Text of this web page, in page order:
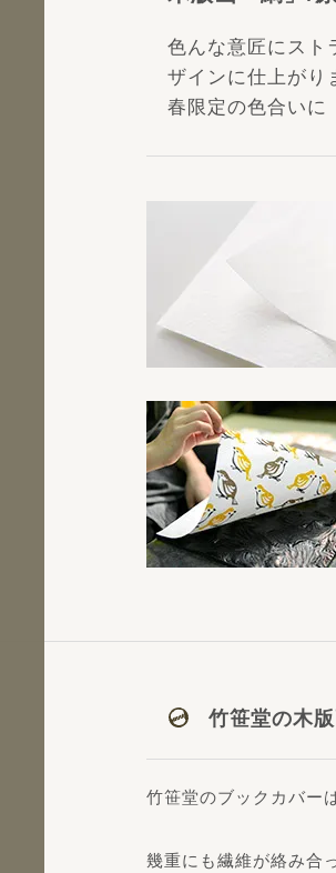
色んな意匠にスト
ザインに仕上がり
春限定の色合いに
竹笹堂の木
竹笹堂のブックカバー
幾重にも繊維が絡み合